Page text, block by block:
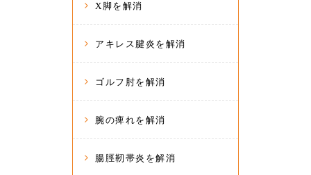
X脚を解消
アキレス腱炎を解消
ゴルフ肘を解消
腕の痺れを解消
腸脛靭帯炎を解消